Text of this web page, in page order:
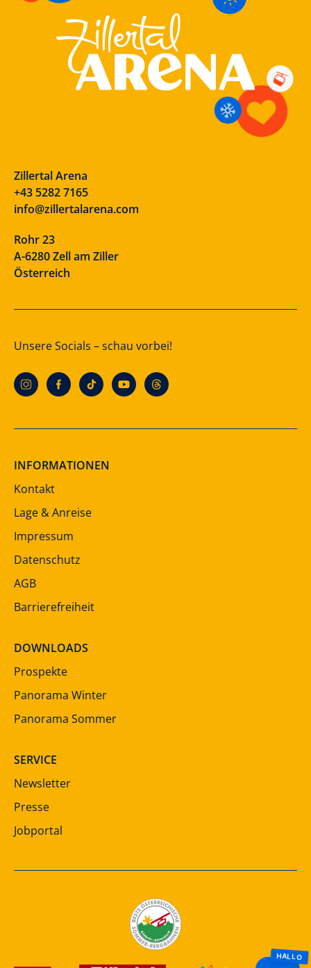
Zillertal Arena
+43 5282 7165
info@zillertalarena.com
Rohr 23
A-6280 Zell am Ziller
Österreich
Unsere Socials – schau vorbei!
INFORMATIONEN
Kontakt
Lage & Anreise
Impressum
Datenschutz
AGB
Barrierefreiheit
DOWNLOADS
Prospekte
Panorama Winter
Panorama Sommer
SERVICE
Newsletter
Presse
Jobportal